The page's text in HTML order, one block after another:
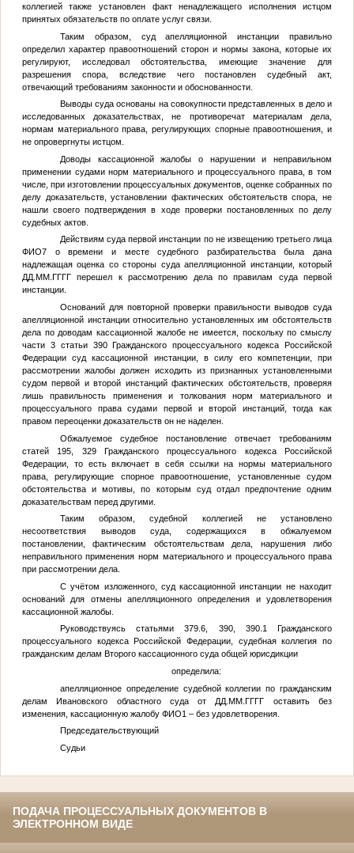
коллегией также установлен факт ненадлежащего исполнения истцом
принятых обязательств по оплате услуг связи.
Таким образом, суд апелляционной инстанции правильно
определил характер правоотношений сторон и нормы закона, которые их
регулируют, исследовал обстоятельства, имеющие значение для
разрешения спора, вследствие чего постановлен судебный акт,
отвечающий требованиям законности и обоснованности.
Выводы суда основаны на совокупности представленных в дело и
исследованных доказательствах, не противоречат материалам дела,
нормам материального права, регулирующих спорные правоотношения, и
не опровергнуты истцом.
Доводы кассационной жалобы о нарушении и неправильном
применении судами норм материального и процессуального права, в том
числе, при изготовлении процессуальных документов, оценке собранных по
делу доказательств, установлении фактических обстоятельств спора, не
нашли своего подтверждения в ходе проверки постановленных по делу
судебных актов.
Действиям суда первой инстанции по не извещению третьего лица
ФИО7о времени и месте судебного разбирательства была дана
надлежащая оценка со стороны суда апелляционной инстанции, который
ДД.ММ.ГГГГперешел к рассмотрению дела по правилам суда первой
инстанции.
Оснований для повторной проверки правильности выводов суда
апелляционной инстанции относительно установленных им обстоятельств
дела по доводам кассационной жалобе не имеется, поскольку по смыслу
части 3 статьи 390 Гражданского процессуального кодекса Российской
Федерации суд кассационной инстанции, в силу его компетенции, при
рассмотрении жалобы должен исходить из признанных установленными
судом первой и второй инстанций фактических обстоятельств, проверяя
лишь правильность применения и толкования норм материального и
процессуального права судами первой и второй инстанций, тогда как
правом переоценки доказательств он не наделен.
Обжалуемое судебное постановление отвечает требованиям
статей 195, 329 Гражданского процессуального кодекса Российской
Федерации, то есть включает в себя ссылки на нормы материального
права, регулирующие спорное правоотношение, установленные судом
обстоятельства и мотивы, по которым суд отдал предпочтение одним
доказательствам перед другими.
Таким образом, судебной коллегией не установлено
несоответствия выводов суда, содержащихся в обжалуемом
постановлении, фактическим обстоятельствам дела, нарушения либо
неправильного применения норм материального и процессуального права
при рассмотрении дела.
С учётом изложенного, суд кассационной инстанции не находит
оснований для отмены апелляционного определения и удовлетворения
кассационной жалобы.
Руководствуясь статьями 379.6, 390, 390.1 Гражданского
процессуального кодекса Российской Федерации, судебная коллегия по
гражданским делам Второго кассационного суда общей юрисдикции
определила:
апелляционное определение судебной коллегии по гражданским
делам Ивановского областного суда от ДД.ММ.ГГГГ оставить без
изменения, кассационную жалобу ФИО1 – без удовлетворения.
Председательствующий
Судьи
ПОДАЧА ПРОЦЕССУАЛЬНЫХ ДОКУМЕНТОВ В
ЭЛЕКТРОННОМ ВИДЕ